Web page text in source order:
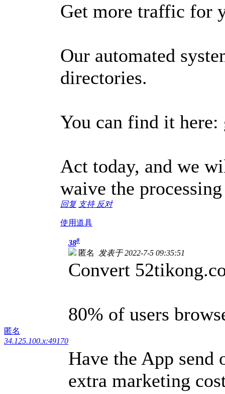
Get more traffic for
Our automated
directories.
You can find it
Act today, and we
waive the
回复 支持 反对
使用道具
匿名
34.125.100.x:49170
38#
匿名 发表于 2022-7-5 09:35:51
Convert
80% of users
Have the App
extra marketing